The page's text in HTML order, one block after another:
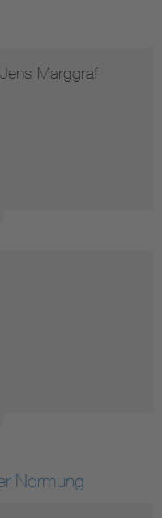
Marggraf
Normung